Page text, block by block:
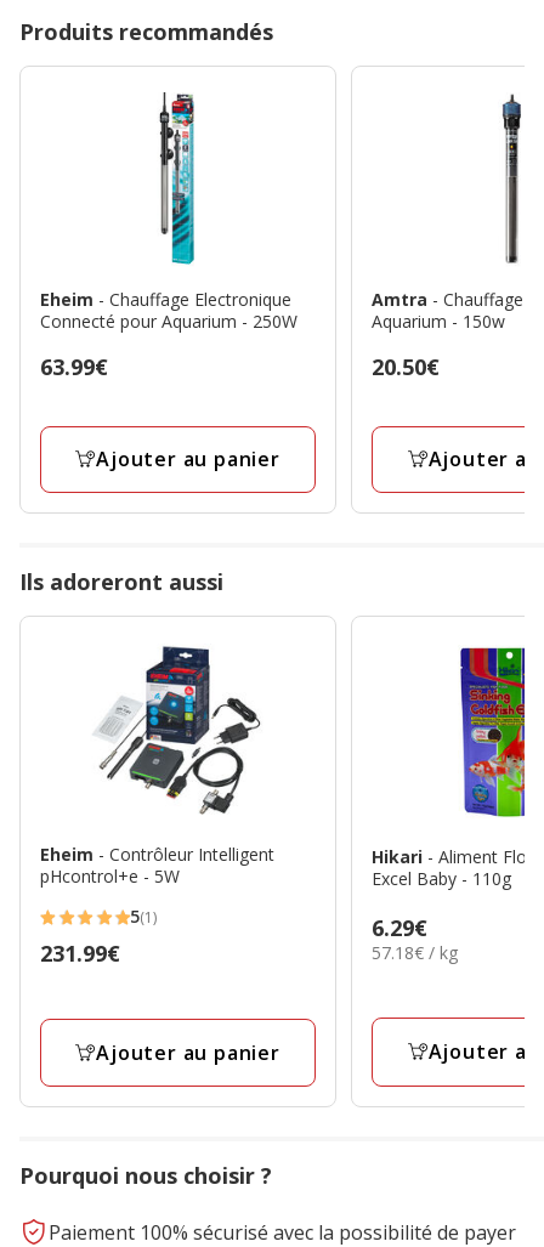
Produits recommandés
Eheim - Chauffage Electronique
Connecté pour Aquarium - 250W
Prix
63.99€
Ajouter au panier
Amtra - Chauffage
Aquarium - 150w
Prix
20.50€
Ajouter
Ils adoreront aussi
Eheim - Contrôleur Intelligent
pHcontrol+e - 5W
5
étoiles
1
5(1)
Prix
231.99€
Ajouter au panier
Hikari - Aliment
Excel Baby - 110g
Prix
6.29€
6.29€
57.18€
57.18€ / kg
Ajouter
Pourquoi nous choisir ?
Paiement 100% sécurisé avec la possibilité de payer